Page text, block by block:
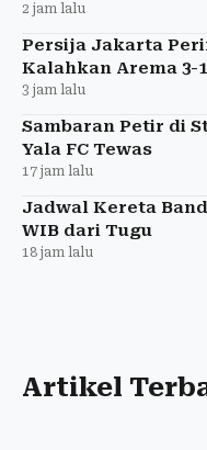
2 jam lalu
Persija Jakarta
Kalahkan Arema 3-1
3 jam lalu
Sambaran Petir di
Yala FC Tewas
17 jam lalu
Jadwal Kereta
WIB dari Tugu
18 jam lalu
Artikel